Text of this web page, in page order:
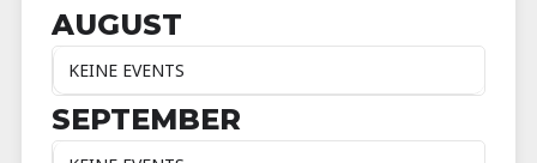
Breitensport
Turnier
West Coast Swing
Workshops
Tanz-AG
Jugendclub
Hip Hop
Bilder & Videos
Links
Mitgliederbereich
AUGUST
KEINE EVENTS
SEPTEMBER